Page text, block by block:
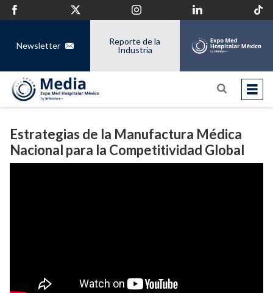
Newsletter
Reporte de la
Industria
Estrategias de la Manufactura Médica
Nacional para la Competitividad Global